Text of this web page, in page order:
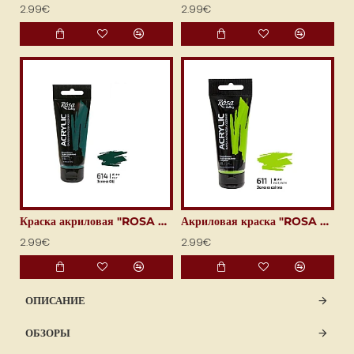
2.99€ 2.99€
Краска акриловая "ROSA Gallery" (60 мл) фталоцианиново-зелёная
2.99€
Акриловая краска "ROSA Gallery" (60 мл) Светло-зелёная
2.99€
ОПИСАНИЕ
ОБЗОРЫ